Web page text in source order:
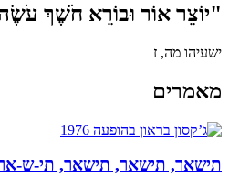
"יוֹצֵר אוֹר וּבוֹרֵא חֹשֶׁךְ
ישעיהו מה, ז
מאמרים
תישאר, תישאר, תישאר, תי-ש-